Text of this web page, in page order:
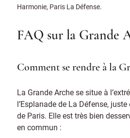
Harmonie, Paris La Défense.
FAQ sur la Grande
Comment se rendre à la
La Grande Arche se situe à
l’Esplanade de La Défense,
de Paris. Elle est très bien
en commun :